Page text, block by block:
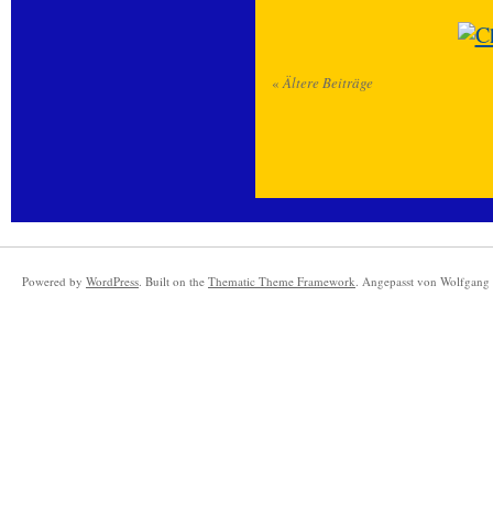
«Ältere Beiträge
Powered by WordPress. Built on the Thematic Theme Framework. Angepasst von